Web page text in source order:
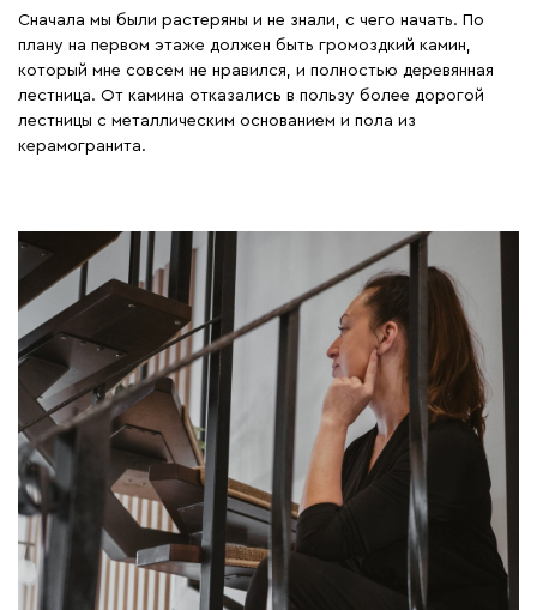
Сначала мы были растеряны и не знали, с чего начать. По
плану на первом этаже должен быть громоздкий камин,
который мне совсем не нравился, и полностью деревянная
лестница. От камина отказались в пользу более дорогой
лестницы с металлическим основанием и пола из
керамогранита.